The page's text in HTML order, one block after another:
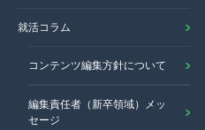
就活コラム
コンテンツ編集方針について
編集責任者（新卒領域）メッ
セージ